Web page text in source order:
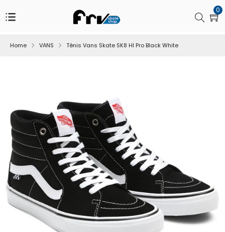
para
Conteúdo
0
Home VANS Tênis Vans Skate SK8 HI Pro Black White